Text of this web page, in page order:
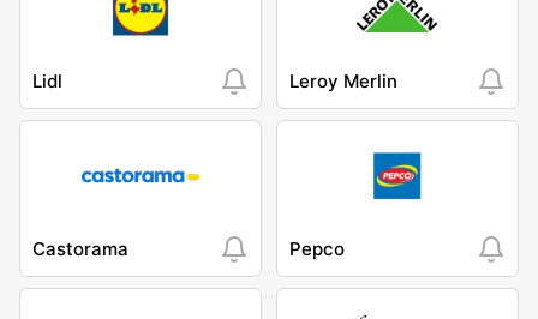
Lidl Leroy Merlin
Castorama Pepco